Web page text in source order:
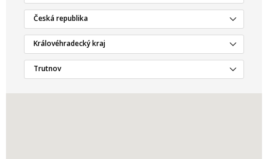
Česká republika
Královéhradecký kraj
Trutnov